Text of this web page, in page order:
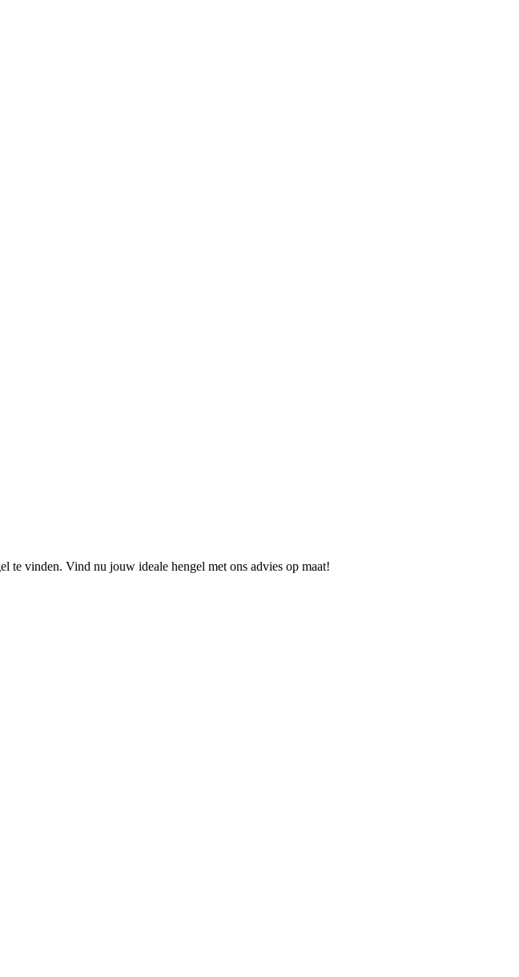
te vinden. Vind nu jouw ideale hengel met ons advies op maat!